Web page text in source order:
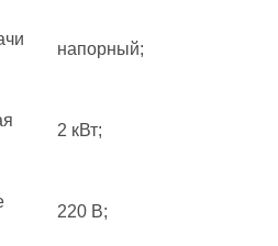
напорный;
2 кВт;
220 В;